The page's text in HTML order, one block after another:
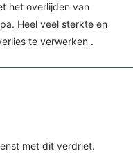
het overlijden van
Heel veel sterkte en
te verwerken .
met dit verdriet.